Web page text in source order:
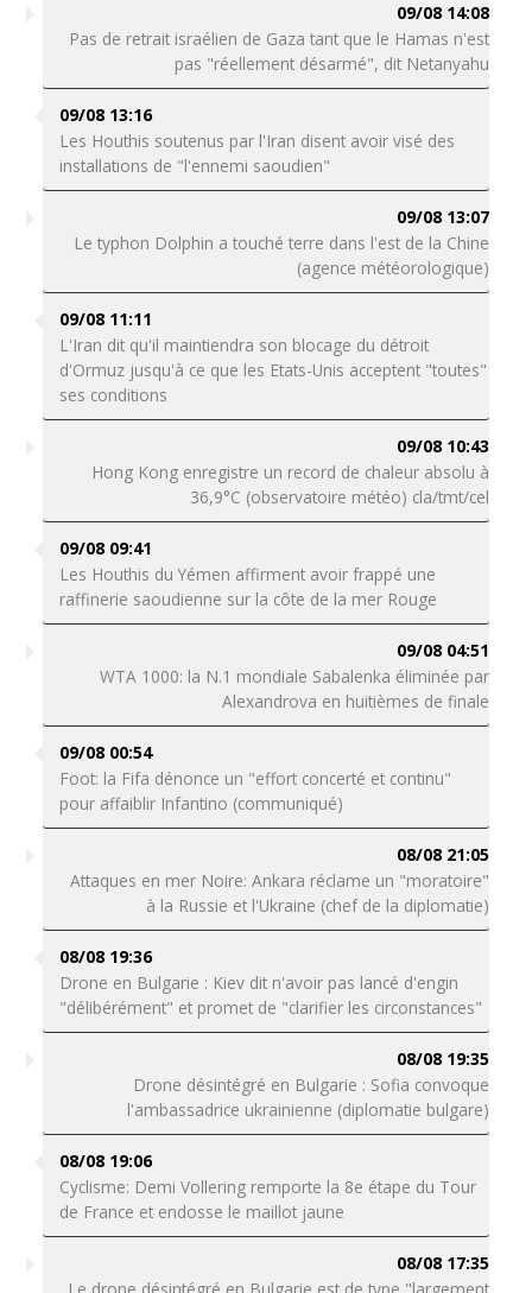
09/08 14:08
Pas de retrait israélien de Gaza tant que le Hamas n'est
pas "réellement désarmé", dit Netanyahu
09/08 13:16
Les Houthis soutenus par l'Iran disent avoir visé des
installations de "l'ennemi saoudien"
09/08 13:07
Le typhon Dolphin a touché terre dans l'est de la Chine
(agence météorologique)
09/08 11:11
L'Iran dit qu'il maintiendra son blocage du détroit
d'Ormuz jusqu'à ce que les Etats-Unis acceptent "toutes"
ses conditions
09/08 10:43
Hong Kong enregistre un record de chaleur absolu à
36,9°C (observatoire météo) cla/tmt/cel
09/08 09:41
Les Houthis du Yémen affirment avoir frappé une
raffinerie saoudienne sur la côte de la mer Rouge
09/08 04:51
WTA 1000: la N.1 mondiale Sabalenka éliminée par
Alexandrova en huitièmes de finale
09/08 00:54
Foot: la Fifa dénonce un "effort concerté et continu"
pour affaiblir Infantino (communiqué)
08/08 21:05
Attaques en mer Noire: Ankara réclame un "moratoire"
à la Russie et l'Ukraine (chef de la diplomatie)
08/08 19:36
Drone en Bulgarie : Kiev dit n'avoir pas lancé d'engin
"délibérément" et promet de "clarifier les circonstances"
08/08 19:35
Drone désintégré en Bulgarie : Sofia convoque
l'ambassadrice ukrainienne (diplomatie bulgare)
08/08 19:06
Cyclisme: Demi Vollering remporte la 8e étape du Tour
de France et endosse le maillot jaune
08/08 17:35